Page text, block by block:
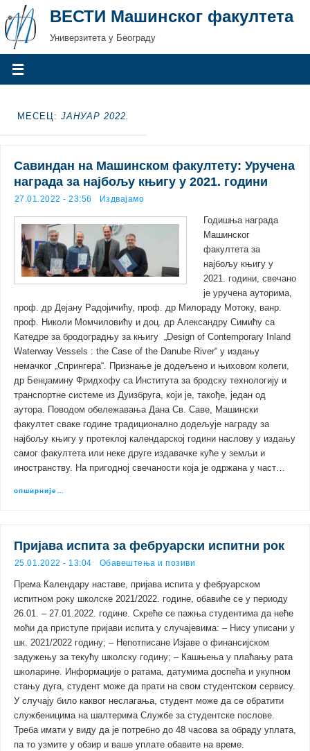
ВЕСТИ Машинског факултета
Универзитета у Београду
МЕСЕЦ: ЈАНУАР 2022.
Савиндан на Машинском факултету: Уручена
награда за најбољу књигу у 2021. години
27.01.2022 - 23:56 Издвајамо
Годишња награда
Машинског
факултета за
најбољу књигу у
2021. години, свечано
је уручена ауторима,
проф. др Дејану Радојичићу, проф. др Милораду Мотоку, ванр.
проф. Николи Момчиловићу и доц. др Александру Симићу са
Катедре за бродоградњу за књигу „Design of Contemporary Inland
Waterway Vessels : the Case of the Danube River“ у издању
немачког „Спрингера“. Признање је додељено и њиховом колеги,
др Бенџамину Фридхофу са Института за бродску технологију и
транспортне системе из Дуизбруга, који је, такође, један од
аутора. Поводом обележавања Дана Св. Саве, Машински
факултет сваке године традиционално додељује награду за
најбољу књигу у протеклој календарској години наслову у издању
самог факултета или неке друге издавачке куће у земљи и
иностранству. На пригодној свечаности која је одржана у част…
опширније…
Пријава испита за фебруарски испитни рок
25.01.2022 - 13:04 Обавештења и позиви
Према Календару наставе, пријава испита у фебруарском
испитном року школске 2021/2022. године, обавиће се у периоду
26.01. – 27.01.2022. године. Скреће се пажња студентима да неће
моћи да приступе пријави испита у случајевима: – Нису уписани у
шк. 2021/2022 годину; – Непотписане Изјавe о финансијском
задужењу за текућу школску годину; – Кашњења у плаћању рата
школарине. Информације о ратама, датумима доспећа и укупном
стању дуга, студент може да прати на свом студентском сервису.
У случају било каквог неслагања, студент може да се обратити
службеницима на шалтерима Службе за студентске послове.
Треба имати у виду да је потребно до 48 часова за обраду уплата,
па то узмите у обзир и ваше уплате обавите на време.